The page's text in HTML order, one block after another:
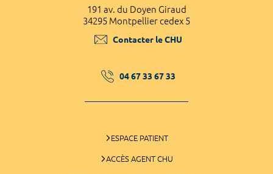
191 av. du Doyen Giraud
34295 Montpellier cedex 5
Contacter le CHU
04 67 33 67 33
ESPACE PATIENT
ACCÈS AGENT CHU